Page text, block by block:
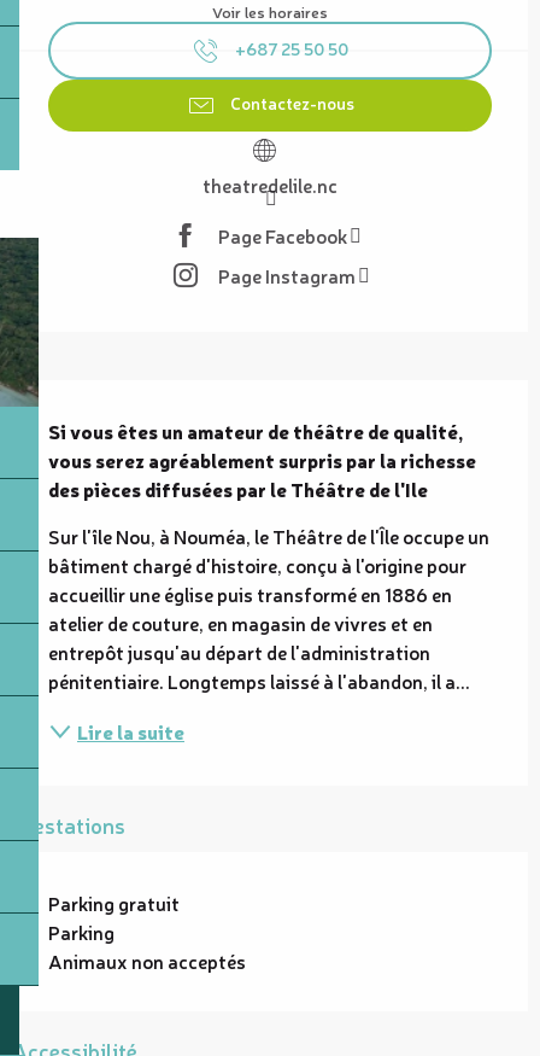
Voir les horaires
+687 25 50 50
Contactez-nous
theatredelile.nc
Page Facebook
Page Instagram
Description
Si vous êtes un amateur de théâtre de qualité,
vous serez agréablement surpris par la richesse
des pièces diffusées par le Théâtre de l'Ile
Sur l'île Nou, à Nouméa, le Théâtre de l'Île occupe un
bâtiment chargé d'histoire, conçu à l'origine pour
accueillir une église puis transformé en 1886 en
atelier de couture, en magasin de vivres et en
entrepôt jusqu'au départ de l'administration
pénitentiaire. Longtemps laissé à l'abandon, il a...
Lire la suite
Prestations
Parking gratuit
Parking
Animaux non acceptés
Accessibilité